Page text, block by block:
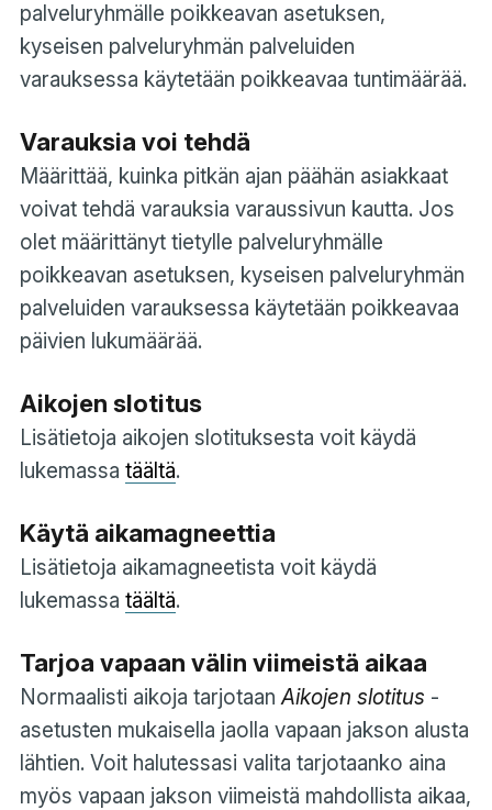
palveluryhmälle poikkeavan asetuksen,
kyseisen palveluryhmän palveluiden
varauksessa käytetään poikkeavaa tuntimäärää.
Varauksia voi tehdä
Määrittää, kuinka pitkän ajan päähän asiakkaat
voivat tehdä varauksia varaussivun kautta. Jos
olet määrittänyt tietylle palveluryhmälle
poikkeavan asetuksen, kyseisen palveluryhmän
palveluiden varauksessa käytetään poikkeavaa
päivien lukumäärää.
Aikojen slotitus
Lisätietoja aikojen slotituksesta voit käydä
lukemassa täältä.
Käytä aikamagneettia
Lisätietoja aikamagneetista voit käydä
lukemassa täältä.
Tarjoa vapaan välin viimeistä aikaa
Normaalisti aikoja tarjotaanAikojen slotitus -
asetusten mukaisella jaolla vapaan jakson alusta
lähtien. Voit halutessasi valita tarjotaanko aina
myös vapaan jakson viimeistä mahdollista aikaa,